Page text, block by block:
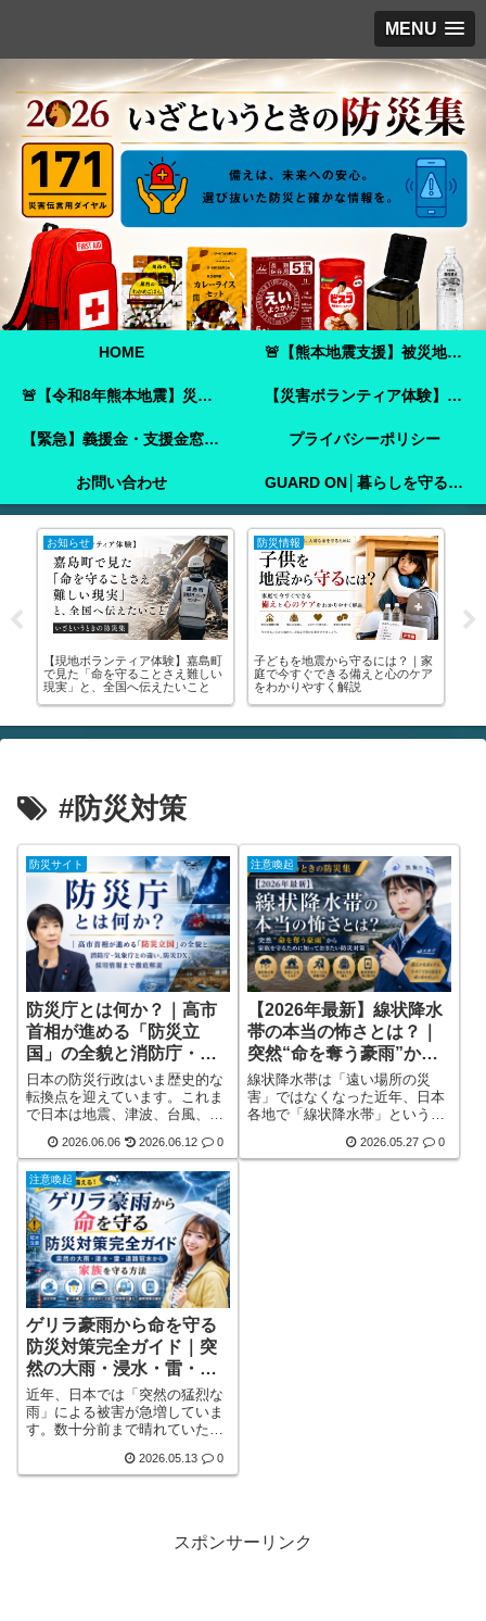
MENU
HOME 🚨【熊本地震支援】被災地へ必要な支援物資を届けませんか？｜Amazonほしい物リストで今すぐ支援できます🚨
🚨【令和8年熊本地震】災害ボランティア参加ガイド｜事前登録・申し込み方法・ボランティア活動保険🚨 【災害ボランティア体験】嘉島町で見た「命を守ることさえ難しい現実」と、全国へ伝えたいこと
【緊急】義援金・支援金窓口のご案内 プライバシーポリシー
お問い合わせ GUARD ON│暮らしを守る防犯ガイド
お知らせ
【現地ボランティア体験】嘉島町
で見た「命を守ることさえ難しい
現実」と、全国へ伝えたいこと
防災情報
子どもを地震から守るには？｜家
庭で今すぐできる備えと心のケア
をわかりやすく解説
#防災対策
防災サイト
防災庁とは何か？｜高市
首相が進める「防災立
国」の全貌と消防庁・気
象庁との違い、防災DX、
採用情報まで徹底解説
日本の防災行政はいま歴史的な
転換点を迎えています。これま
で日本は地震、津波、台風、豪
災害を経験し、そのたびに制度
や技術を積み上げてきました。
しかし令和6年能登半島地震で
は、孤立集落、道路寸断、長期
避難、災害関連死、支援物資輸
送の遅れなど、従来の防災体制
だけでは解決が難しい課題も浮
き彫りになりました。こうした
現実を受け、高市首相は「防災
立国」を重要政策の一つに位置
付け、防詳しく見る
2026.06.06 2026.06.12 0
注意喚起
【2026年最新】線状降水
帯の本当の怖さとは？｜
突然“命を奪う豪雨”から
家族を守るために知って
おきたい防災対策
線状降水帯は「遠い場所の災
害」ではなくなった近年、日本
各地で「線状降水帯」という言
ました。以前はテレビの気象特
番でしか見かけなかったような
2026.05.27 0
注意喚起
ゲリラ豪雨から命を守る
防災対策完全ガイド｜突
然の大雨・浸水・雷・道
路冠水から家族を守る方
法
近年、日本では「突然の猛烈な
雨」による被害が急増していま
す。数十分前まで晴れていた空
に激しい雨が降り注ぐ――そん
な異常気象が、今や全国どこで
「ゲリラ豪雨」は、短時間で道
路冠水・浸水・停電・河川氾
2026.05.13 0
スポンサーリンク